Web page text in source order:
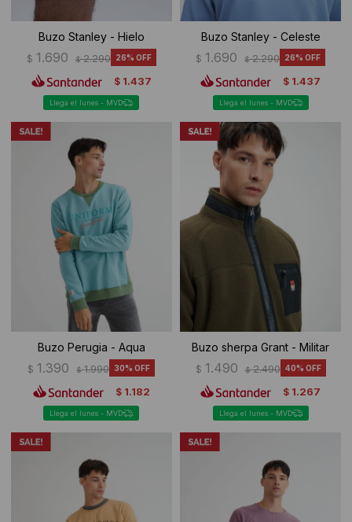
Buzo Stanley - Hielo
$ 1.690 $ 2.290 26
$ 1.437
Llega el lunes - MVD
Buzo Stanley - Celeste
$ 1.690 $ 2.290 26
$ 1.437
Llega el lunes - MVD
Buzo Perugia - Aqua
$ 1.390 $ 1.990 30
$ 1.182
Llega el lunes - MVD
Buzo sherpa Grant - Militar
$ 1.490 $ 2.490 40
$ 1.267
Llega el lunes - MVD